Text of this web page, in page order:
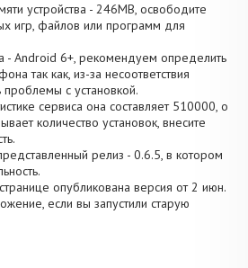
устройства - 246MB, освободите
игр, файлов или программ для
- Android 6+, рекомендуем определить
так как, из-за несоответствия
с установкой.
сервиса она составляет 510000, о
количество установок, внесите
релиз - 0.6.5, в котором
опубликована версия от 2 июн.
если вы запустили старую